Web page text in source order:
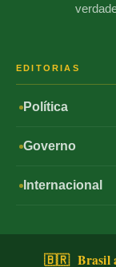
EDITORIAS
Política
Governo
Internacional
🇧🇷 Brasil